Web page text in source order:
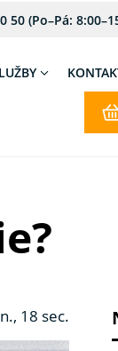
50 (Po–Pá:
18 sec.